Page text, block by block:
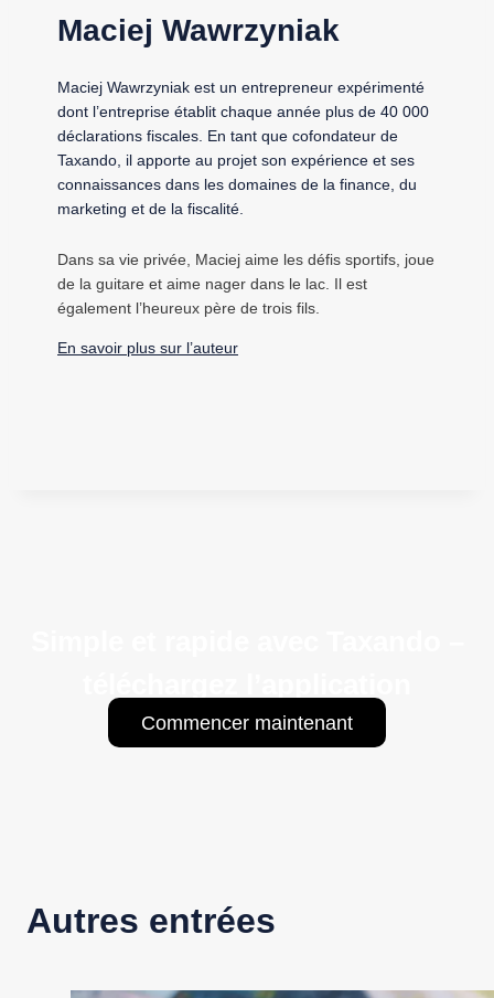
Maciej Wawrzyniak
Maciej Wawrzyniak est un entrepreneur expérimenté
dont l’entreprise établit chaque année plus de 40 000
déclarations fiscales. En tant que cofondateur de
Taxando, il apporte au projet son expérience et ses
connaissances dans les domaines de la finance, du
marketing et de la fiscalité.
Dans sa vie privée, Maciej aime les défis sportifs, joue
de la guitare et aime nager dans le lac. Il est
également l’heureux père de trois fils.
En savoir plus sur l’auteur
Commencer maintenant
Autres entrées